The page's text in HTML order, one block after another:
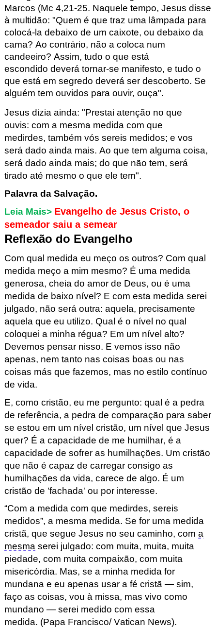
Marcos (Mc 4,21-25. Naquele tempo, Jesus disse
à multidão: "Quem é que traz uma lâmpada para
colocá-la debaixo de um caixote, ou debaixo da
cama? Ao contrário, não a coloca num
candeeiro? Assim, tudo o que está
escondido deverá tornar-se manifesto, e tudo o
que está em segredo deverá ser descoberto. Se
alguém tem ouvidos para ouvir, ouça".
Jesus dizia ainda: "Prestai atenção no que
ouvis: com a mesma medida com que
medirdes, também vós sereis medidos; e vos
será dado ainda mais. Ao que tem alguma coisa,
será dado ainda mais; do que não tem, será
tirado até mesmo o que ele tem".
Palavra da Salvação.
Leia Mais> Evangelho de Jesus Cristo, o
semeador saiu a semear
Reflexão do Evangelho
Com qual medida eu meço os outros? Com qual
medida meço a mim mesmo? É uma medida
generosa, cheia do amor de Deus, ou é uma
medida de baixo nível? E com esta medida serei
julgado, não será outra: aquela, precisamente
aquela que eu utilizo. Qual é o nível no qual
coloquei a minha régua? Em um nível alto?
Devemos pensar nisso. E vemos isso não
apenas, nem tanto nas coisas boas ou nas
coisas más que fazemos, mas no estilo contínuo
de vida.
E, como cristão, eu me pergunto: qual é a pedra
de referência, a pedra de comparação para saber
se estou em um nível cristão, um nível que Jesus
quer? É a capacidade de me humilhar, é a
capacidade de sofrer as humilhações. Um cristão
que não é capaz de carregar consigo as
humilhações da vida, carece de algo. É um
cristão de 'fachada' ou por interesse.
“Com a medida com que medirdes, sereis
medidos”, a mesma medida. Se for uma medida
cristã, que segue Jesus no seu caminho, com a
mesmaserei julgado: com muita, muita, muita
piedade, com muita compaixão, com muita
misericórdia. Mas, se a minha medida for
mundana e eu apenas usar a fé cristã — sim,
faço as coisas, vou à missa, mas vivo como
mundano — serei medido com essa
medida. (Papa Francisco/ Vatican News).